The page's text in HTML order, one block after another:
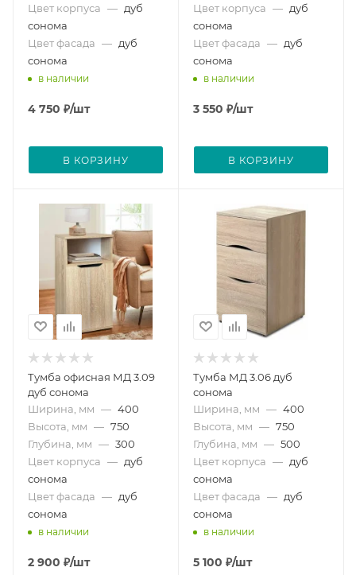
Цвет корпуса — дуб
сонома
Цвет фасада — дуб
сонома
в наличии
4 750 ₽/шт
В КОРЗИНУ
Цвет корпуса — дуб
сонома
Цвет фасада — дуб
сонома
в наличии
3 550 ₽/шт
В КОРЗИНУ
Тумба офисная МД 3.09
дуб сонома
Ширина, мм — 400
Высота, мм — 750
Глубина, мм — 300
Цвет корпуса — дуб
сонома
Цвет фасада — дуб
сонома
в наличии
2 900 ₽/шт
Тумба МД 3.06 дуб
сонома
Ширина, мм — 400
Высота, мм — 750
Глубина, мм — 500
Цвет корпуса — дуб
сонома
Цвет фасада — дуб
сонома
в наличии
5 100 ₽/шт